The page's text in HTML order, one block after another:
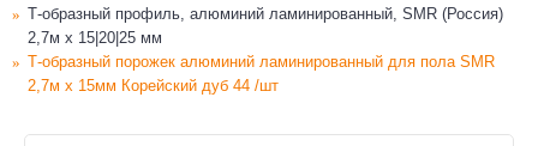
Т-образный профиль, алюминий ламинированный, SMR (Россия)
2,7м х 15|20|25 мм
Т-образный порожек алюминий ламинированный для пола SMR
2,7м х 15мм Корейский дуб 44 /шт